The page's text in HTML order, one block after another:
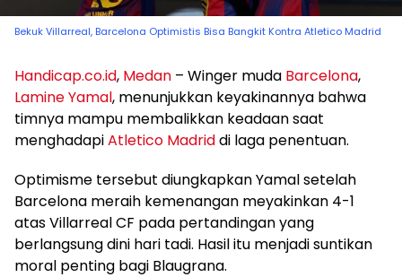
Bekuk Villarreal, Barcelona Optimistis Bisa Bangkit Kontra Atletico Madrid
Handicap.co.id, Medan – Winger muda Barcelona,
Lamine Yamal, menunjukkan keyakinannya bahwa
timnya mampu membalikkan keadaan saat
menghadapiAtletico Madriddi laga penentuan.
Optimisme tersebut diungkapkan Yamal setelah
Barcelona meraih kemenangan meyakinkan 4-1
atas Villarreal CF pada pertandingan yang
berlangsung dini hari tadi. Hasil itu menjadi suntikan
moral penting bagi Blaugrana.